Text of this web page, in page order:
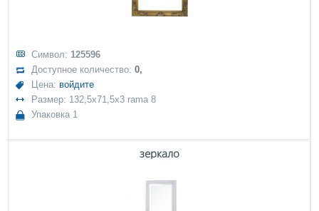
Символ: 125596
Доступное количество:0,
Цена: войдите
Размер: 132,5x71,5x3 rama 8
Упаковка 1
зеркало